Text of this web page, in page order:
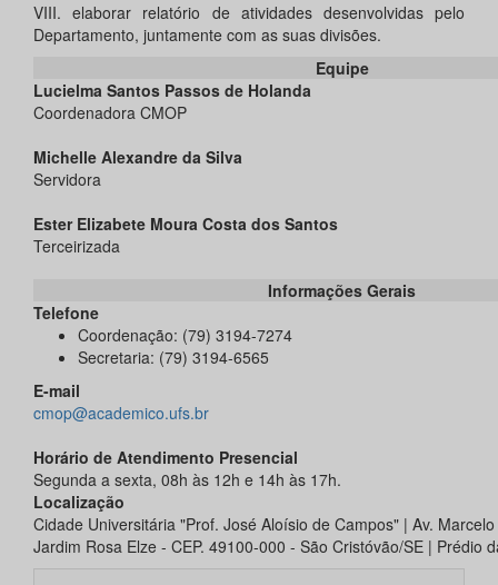
VIII. elaborar relatório de atividades desenvolvidas pelo
Departamento, juntamente com as suas divisões.
Equipe
Lucielma Santos Passos de Holanda
Coordenadora CMOP
Michelle Alexandre da Silva
Servidora
Ester Elizabete Moura Costa dos Santos
Terceirizada
Informações Gerais
Telefone
Coordenação: (79) 3194-7274
Secretaria: (79) 3194-6565
E-mail
cmop@academico.ufs.br
Horário de Atendimento Presencial
Segunda a sexta, 08h às 12h e 14h às 17h.
Localização
Cidade Universitária "Prof. José Aloísio de Campos" | Av.
Jardim Rosa Elze - CEP. 49100-000 - São Cristóvão/SE | Prédio